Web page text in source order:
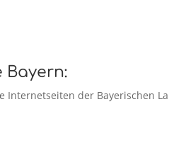
Bayern:
der Bayerischen